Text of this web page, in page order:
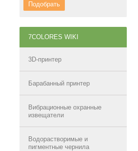
Подобрать
7COLORES WIKI
3D-принтер
Барабанный принтер
Вибрационные охранные
извещатели
Водорастворимые и
пигментные чернила